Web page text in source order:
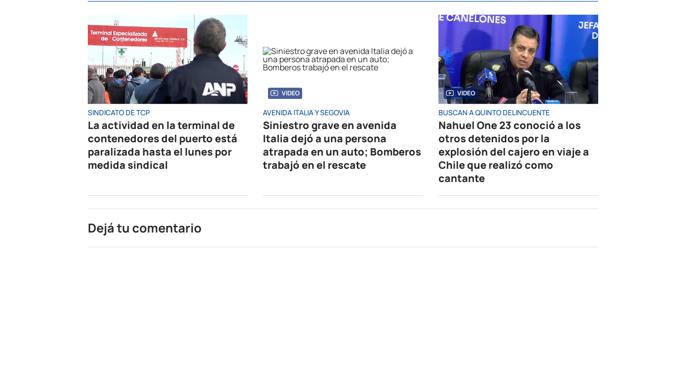
SINDICATO DE TCP
La actividad en la terminal de
contenedores del puerto está
paralizada hasta el lunes por
medida sindical
VIDEO
AVENIDA ITALIA Y SEGOVIA
Siniestro grave en avenida
Italia dejó a una persona
atrapada en un auto; Bomberos
trabajó en el rescate
VIDEO
BUSCAN A QUINTO DELINCUENTE
Nahuel One 23 conoció a los
otros detenidos por la
explosión del cajero en viaje a
Chile que realizó como
cantante
Dejá tu comentario